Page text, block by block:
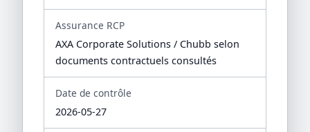
Assurance RCP
AXA Corporate Solutions / Chubb selon
documents contractuels consultés
Date de contrôle
2026-05-27